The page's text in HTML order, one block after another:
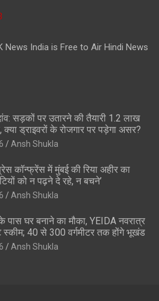
News India is Free to Air Hindi News
सड़कों पर उतारने की तैयारी 1.2 लाख
ड्राइवरों के रोजगार पर पड़ेगा असर?
Ansh Shukla
कॉन्फ्रेंस में मुंबई की रिया अहीर का
को न पढ़ने दे रहे, न बचने’
Ansh Shukla
के पास घर बनाने का मौका, YEIDA नवरात्र
स्कीम; 40 से 300 वर्गमीटर तक होंगे भूखंड
Ansh Shukla